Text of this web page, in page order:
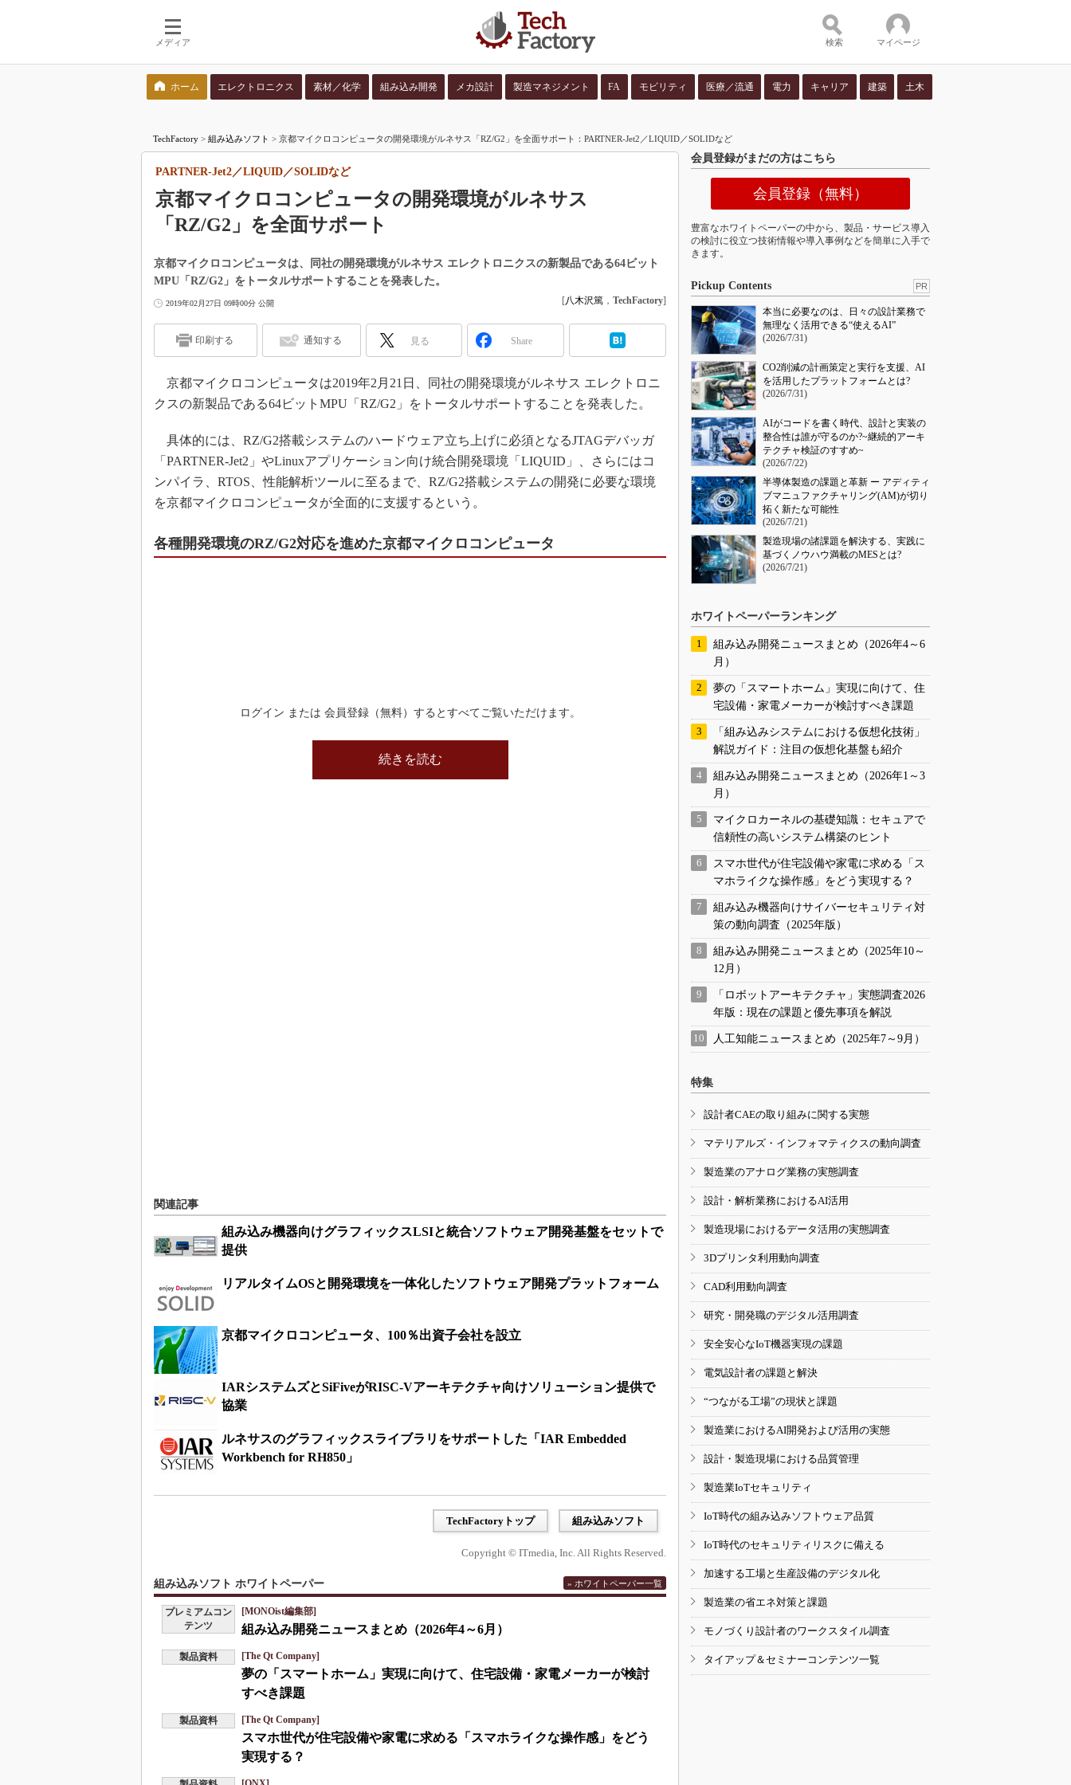
メディア 検索 マイページ
ホーム エレクトロニクス 素材／化学 組み込み開発 メカ設計 製造マネジメント FA モビリティ 医療／流通 電力 キャリア 建築 土木
TechFactory > 組み込みソフト > 京都マイクロコンピュータの開発環境がルネサス「RZ/G2」を全面サポート：PARTNER-Jet2／LIQUID／SOLIDなど
京都マイクロコンピュータの開発環境がルネサス
「RZ/G2」を全面サポート
PARTNER-Jet2／LIQUID／SOLIDなど
京都マイクロコンピュータは、同社の開発環境がルネサス エレクトロニクスの新製品である64ビット
MPU「RZ/G2」をトータルサポートすることを発表した。
2019年02月27日 09時00分 公開 [八木沢篤 ， TechFactory]
印刷する 通知する 見る Share
京都マイクロコンピュータは2019年2月21日、同社の開発環境がルネサス エレクトロニ
クスの新製品である64ビットMPU「RZ/G2」をトータルサポートすることを発表した。
具体的には、RZ/G2搭載システムのハードウェア立ち上げに必須となるJTAGデバッガ
「PARTNER-Jet2」やLinuxアプリケーション向け統合開発環境「LIQUID」、さらにはコ
ンパイラ、RTOS、性能解析ツールに至るまで、RZ/G2搭載システムの開発に必要な環境
を京都マイクロコンピュータが全面的に支援するという。
各種開発環境のRZ/G2対応を進めた京都マイクロコンピュータ
ログイン または 会員登録（無料）するとすべてご覧いただけます。
続きを読む
関連記事
組み込み機器向けグラフィックスLSIと統合ソフトウェア開発基盤をセットで
提供
リアルタイムOSと開発環境を一体化したソフトウェア開発プラットフォーム
京都マイクロコンピュータ、100％出資子会社を設立
IARシステムズとSiFiveがRISC-Vアーキテクチャ向けソリューション提供で
協業
ルネサスのグラフィックスライブラリをサポートした「IAR Embedded
Workbench for RH850」
TechFactoryトップ 組み込みソフト
Copyright © ITmedia, Inc. All Rights Reserved.
組み込みソフト ホワイトペーパー » ホワイトペーパー一覧
プレミアムコン
テンツ
[MONOist編集部]
組み込み開発ニュースまとめ（2026年4～6月）
製品資料 [The Qt Company]
夢の「スマートホーム」実現に向けて、住宅設備・家電メーカーが検討
すべき課題
製品資料 [The Qt Company]
スマホ世代が住宅設備や家電に求める「スマホライクな操作感」をどう
実現する？
会員登録がまだの方はこちら
会員登録（無料）
豊富なホワイトペーパーの中から、製品・サービス導入
の検討に役立つ技術情報や導入事例などを簡単に入手で
きます。
Pickup Contents PR
本当に必要なのは、日々の設計業務で
無理なく活用できる“使えるAI”
(2026/7/31)
CO2削減の計画策定と実行を支援、AI
を活用したプラットフォームとは?
(2026/7/31)
AIがコードを書く時代、設計と実装の
整合性は誰が守るのか?~継続的アーキ
テクチャ検証のすすめ~
(2026/7/22)
半導体製造の課題と革新 ー アディティ
ブマニュファクチャリング(AM)が切り
拓く新たな可能性
(2026/7/21)
製造現場の諸課題を解決する、実践に
基づくノウハウ満載のMESとは?
(2026/7/21)
ホワイトペーパーランキング
組み込み開発ニュースまとめ（2026年4～6
月）
夢の「スマートホーム」実現に向けて、住
宅設備・家電メーカーが検討すべき課題
「組み込みシステムにおける仮想化技術」
解説ガイド：注目の仮想化基盤も紹介
組み込み開発ニュースまとめ（2026年1～3
月）
マイクロカーネルの基礎知識：セキュアで
信頼性の高いシステム構築のヒント
スマホ世代が住宅設備や家電に求める「ス
マホライクな操作感」をどう実現する？
組み込み機器向けサイバーセキュリティ対
策の動向調査（2025年版）
組み込み開発ニュースまとめ（2025年10～
12月）
「ロボットアーキテクチャ」実態調査2026
年版：現在の課題と優先事項を解説
人工知能ニュースまとめ（2025年7～9月）
特集
設計者CAEの取り組みに関する実態
マテリアルズ・インフォマティクスの動向調査
製造業のアナログ業務の実態調査
設計・解析業務におけるAI活用
製造現場におけるデータ活用の実態調査
3Dプリンタ利用動向調査
CAD利用動向調査
研究・開発職のデジタル活用調査
安全安心なIoT機器実現の課題
電気設計者の課題と解決
“つながる工場”の現状と課題
製造業におけるAI開発および活用の実態
設計・製造現場における品質管理
製造業IoTセキュリティ
IoT時代の組み込みソフトウェア品質
IoT時代のセキュリティリスクに備える
加速する工場と生産設備のデジタル化
製造業の省エネ対策と課題
モノづくり設計者のワークスタイル調査
タイアップ＆セミナーコンテンツ一覧